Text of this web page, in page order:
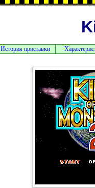
История приставки